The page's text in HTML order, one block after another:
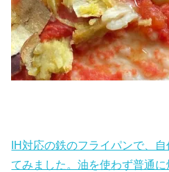
IH対応の鉄のフライパンで、
てみました。油を使わず普通に